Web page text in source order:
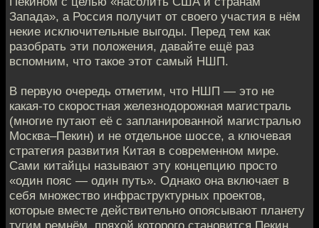
Запада», а Россия получит от своего участия в нём
некие исключительные выгоды. Перед тем как
разобрать эти положения, давайте ещё раз
вспомним, что такое этот самый НШП.
В первую очередь отметим, что НШП — это не
какая-то скоростная железнодорожная магистраль
(многие путают её с запланированной магистралью
Москва–Пекин) и не отдельное шоссе, а ключевая
стратегия развития Китая в современном мире.
Сами китайцы называют эту концепцию просто
«один пояс — один путь». Однако она включает в
себя множество инфраструктурных проектов,
которые вместе действительно опоясывают планету